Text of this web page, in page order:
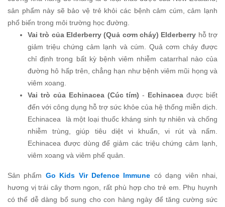
sản phẩm này sẽ bảo vệ trẻ khỏi các bệnh cảm cúm, cảm lạnh
phổ biến trong môi trường học đường.
Vai trò của Elderberry (Quả cơm cháy) Elderberry hỗ trợ
giảm triệu chứng cảm lạnh và cúm. Quả cơm cháy được
chỉ định trong bất kỳ bệnh viêm nhiễm catarrhal nào của
đường hô hấp trên, chẳng hạn như bệnh viêm mũi họng và
viêm xoang.
Vai trò của Echinacea (Cúc tím) - Echinacea được biết
đến với công dụng hỗ trợ sức khỏe của hệ thống miễn dịch.
Echinacea là một loại thuốc kháng sinh tự nhiên và chống
nhiễm trùng, giúp tiêu diệt vi khuẩn, vi rút và nấm.
Echinacea được dùng để giảm các triệu chứng cảm lạnh,
viêm xoang và viêm phế quản.
Sản phẩm Go Kids Vir Defence Immune có dạng viên nhai,
hương vị trái cây thơm ngon, rất phù hợp cho trẻ em. Phụ huynh
có thể dễ dàng bổ sung cho con hàng ngày để tăng cường sức